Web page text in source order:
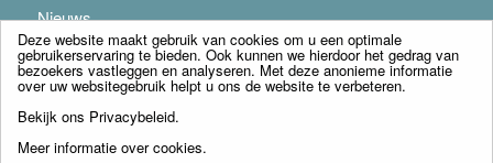
Nieuws
© Copyright - Franciscus Huis Weert B.V. - webdesign:
Deze website maakt gebruik van cookies om u een optimale
gebruikerservaring te bieden. Ook kunnen we hierdoor het gedrag van
bezoekers vastleggen en analyseren. Met deze anonieme informatie
over uw websitegebruik helpt u ons de website te verbeteren.
Bekijk ons Privacybeleid.
Meer informatie over cookies.